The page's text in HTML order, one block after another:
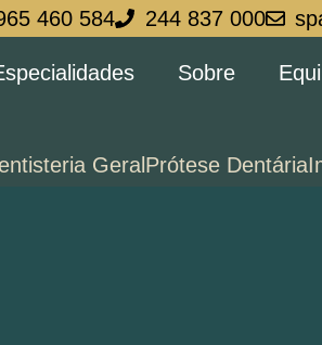
460 584 244 837 000
Sobre
Geral Prótese Dentária